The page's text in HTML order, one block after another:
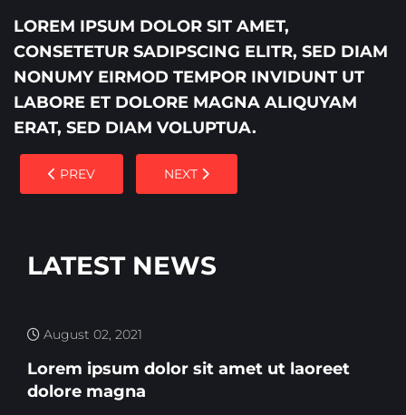
LOREM IPSUM DOLOR SIT AMET,
CONSETETUR SADIPSCING ELITR, SED DIAM
NONUMY EIRMOD TEMPOR INVIDUNT UT
LABORE ET DOLORE MAGNA ALIQUYAM
ERAT, SED DIAM VOLUPTUA.
PREVIOUS ARTICLE: LOREM IPSUM DOLOR SIT AMET
PREV NEXT ARTICLE: UT WISI ENIM AD
NEXT
LATEST NEWS
August 02, 2021
Lorem ipsum dolor sit amet ut laoreet
dolore magna